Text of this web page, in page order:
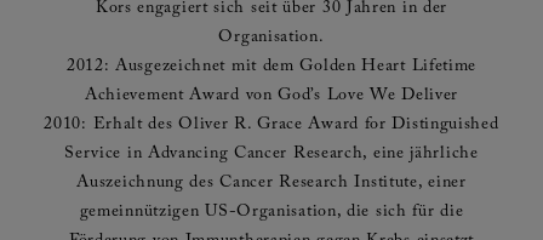
Kors engagiert sich seit über 30 Jahren in der
Organisation.
2012: Ausgezeichnet mit dem Golden Heart Lifetime
Achievement Award von God’s Love We Deliver
2010: Erhalt des Oliver R. Grace Award for Distinguished
Service in Advancing Cancer Research, eine jährliche
Auszeichnung des Cancer Research Institute, einer
gemeinnützigen US-Organisation, die sich für die